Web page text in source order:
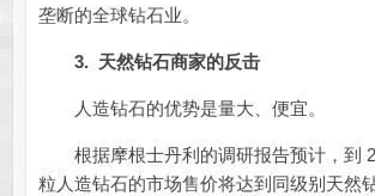
垄断的全球钻石业。
3. 天然钻石商家的反击
人造钻石的优势是量大、便宜。
根据摩根士丹利的调研报告预计，到
粒人造钻石的市场售价将达到同级别天然